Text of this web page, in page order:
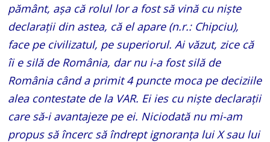
pământ, așa că rolul lor a fost să vină cu niște
declarații din astea, că el apare (n.r.: Chipciu),
face pe civilizatul, pe superiorul. Ai văzut, zice că
îi e silă de România, dar nu i-a fost silă de
România când a primit 4 puncte moca pe deciziile
alea contestate de la VAR. Ei ies cu niște declarații
care să-i avantajeze pe ei. Niciodată nu mi-am
propus să încerc să îndrept ignoranța lui X sau lui